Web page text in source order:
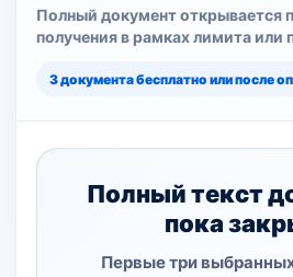
Полный документ открывается
получения в рамках лимита или
3 документа бесплатно или после
Полный текст
пока
Первые три